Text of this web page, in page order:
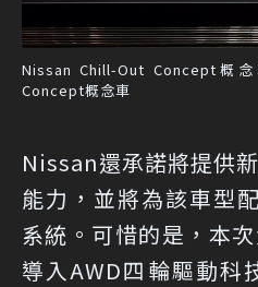
Nissan Chill-Out Concept概
Concept概念車
Nissan還承諾將提供
能力，並將為該車型
系統。可惜的是，本
導入AWD四輪驅動科